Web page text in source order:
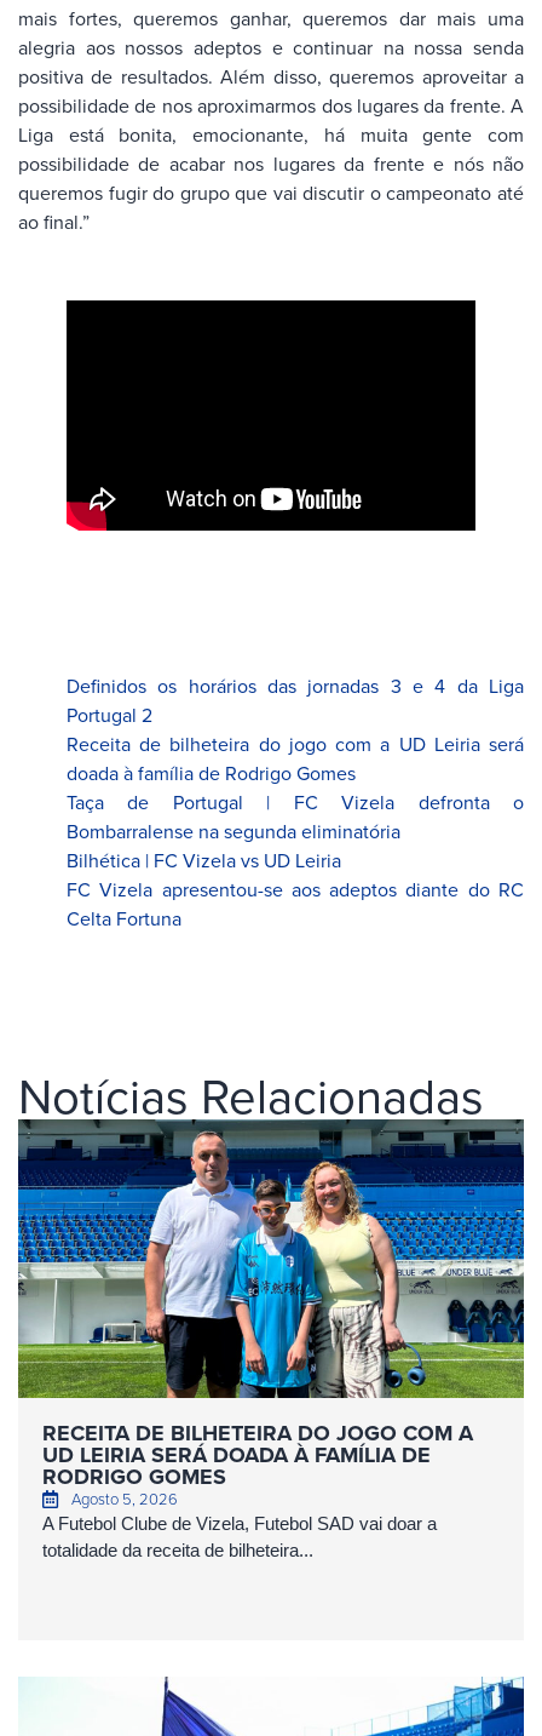
mais fortes, queremos ganhar, queremos dar mais uma
alegria aos nossos adeptos e continuar na nossa senda
positiva de resultados. Além disso, queremos aproveitar a
possibilidade de nos aproximarmos dos lugares da frente. A
Liga está bonita, emocionante, há muita gente com
possibilidade de acabar nos lugares da frente e nós não
queremos fugir do grupo que vai discutir o campeonato até
ao final.”
Definidos os horários das jornadas 3 e 4 da Liga
Portugal 2
Receita de bilheteira do jogo com a UD Leiria será
doada à família de Rodrigo Gomes
Taça de Portugal | FC Vizela defronta o
Bombarralense na segunda eliminatória
Bilhética | FC Vizela vs UD Leiria
FC Vizela apresentou-se aos adeptos diante do RC
Celta Fortuna
Notícias Relacionadas
RECEITA DE BILHETEIRA DO JOGO COM A
UD LEIRIA SERÁ DOADA À FAMÍLIA DE
RODRIGO GOMES
Agosto 5, 2026
A Futebol Clube de Vizela, Futebol SAD vai doar a
totalidade da receita de bilheteira...